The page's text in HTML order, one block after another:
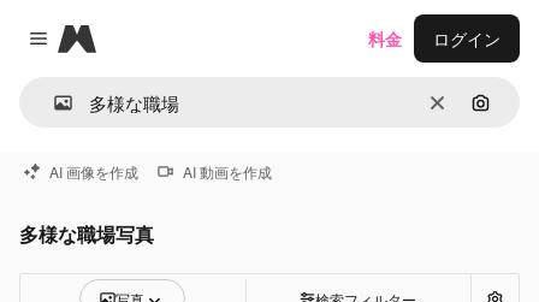
Close menu
Magnific
消去 画像で
料金 ログイン
AI 画像を作成 AI 動画を作成
多様な職場写真